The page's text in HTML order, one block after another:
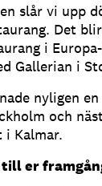
slår vi upp
Det
i
Gallerian i
nyligen
och
i Kalmar.
er